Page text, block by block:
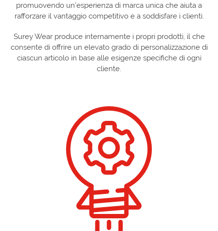
promuovendo un’esperienza di marca unica che aiuta a
rafforzare il vantaggio competitivo e a soddisfare i clienti.
Surey Wear produce internamente i propri prodotti, il che
consente di offrire un elevato grado di personalizzazione di
ciascun articolo in base alle esigenze specifiche di ogni
cliente.